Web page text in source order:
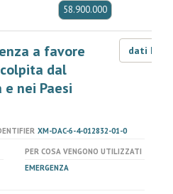
58.900.000
a favore
dal
nei Paesi
dati LOD
XM-DAC-6-4-012832-01-0
PER COSA VENGONO UTILIZZATI
EMERGENZA